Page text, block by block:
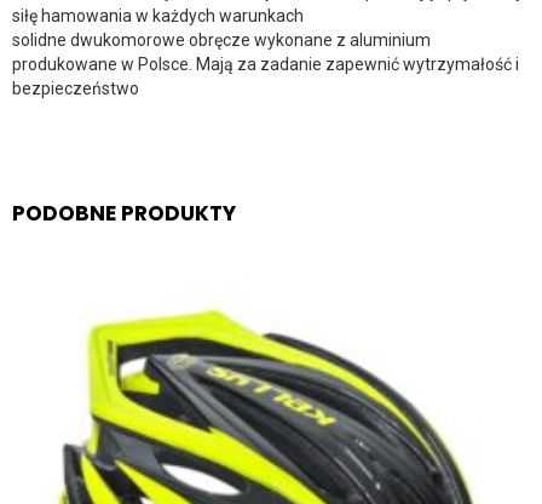
siłę hamowania w każdych warunkach
solidne dwukomorowe obręcze wykonane z aluminium
produkowane w Polsce. Mają za zadanie zapewnić wytrzymałość i
bezpieczeństwo
PODOBNE PRODUKTY